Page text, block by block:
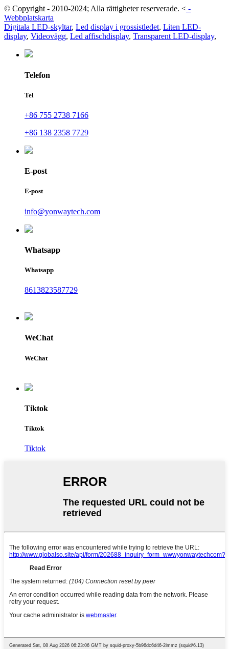
© Copyright - 2010-2024; Alla rättigheter reserverade. < -
Webbplatskarta
Digitala LED-skyltar, Led display i grossistledet, Liten LED-
display, Videovägg, Led affischdisplay, Transparent LED-display,
Telefon
Tel
+86 755 2738 7166
+86 138 2358 7729
E-post
E-post
info@yonwaytech.com
Whatsapp
Whatsapp
8613823587729
WeChat
WeChat
Tiktok
Tiktok
Tiktok